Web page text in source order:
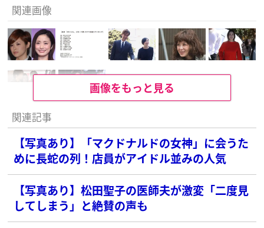
関連画像
画像をもっと見る
関連記事
【写真あり】「マクドナルドの女神」に会うた
めに長蛇の列！店員がアイドル並みの人気
【写真あり】松田聖子の医師夫が激変「二度見
してしまう」と絶賛の声も